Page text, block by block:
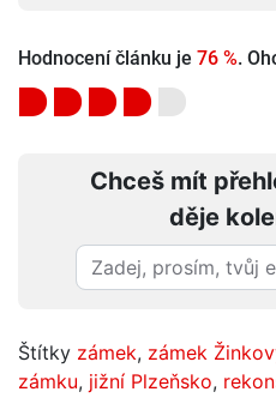
Hodnocení článku je 76 %.
Chceš mít
děje
Štítky zámek, zámek
zámku, jižní Plzeňsko,